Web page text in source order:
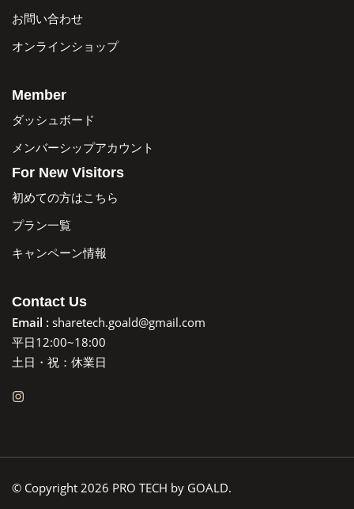
お問い合わせ
オンラインショップ
Member
ダッシュボード
メンバーシップアカウント
For New Visitors
初めての方はこちら
プラン一覧
キャンペーン情報
Contact Us
Email : sharetech.goald@gmail.com
平日12:00~18:00
土日・祝：休業日
© Copyright 2026 PRO TECH by GOALD.